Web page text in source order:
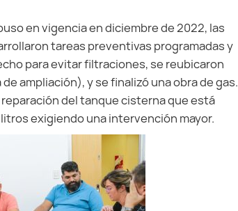
en vigencia en diciembre de 2022, las
tareas preventivas programadas y
para evitar filtraciones, se reubicaron
ampliación), y se finalizó una obra de gas.
del tanque cisterna que está
exigiendo una intervención mayor.